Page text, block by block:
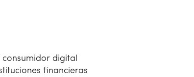
digital
financieras